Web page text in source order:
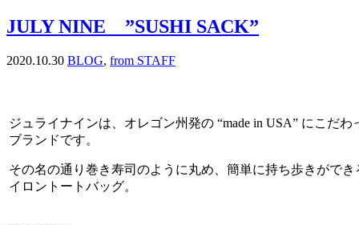
JULY NINE ”SUSHI SACK”
2020.10.30 BLOG, from STAFF
ジュライナインは、オレゴン州発の “made in USA” にこだわ
ブランドです。
その名の通り巻き寿司のように丸め、簡単に持ち歩きができ
イロントートバッグ。